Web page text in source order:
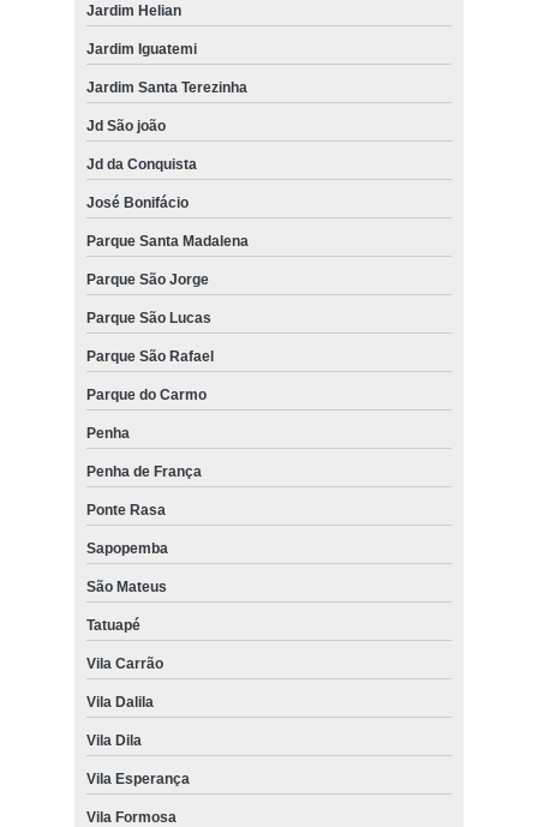
Jardim Helian
Jardim Iguatemi
Jardim Santa Terezinha
Jd São joão
Jd da Conquista
José Bonifácio
Parque Santa Madalena
Parque São Jorge
Parque São Lucas
Parque São Rafael
Parque do Carmo
Penha
Penha de França
Ponte Rasa
Sapopemba
São Mateus
Tatuapé
Vila Carrão
Vila Dalila
Vila Dila
Vila Esperança
Vila Formosa